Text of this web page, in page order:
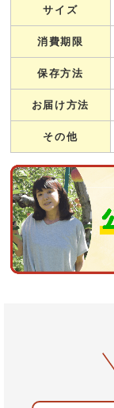
サイズ
消費期限
保存方法
お届け方法
その他